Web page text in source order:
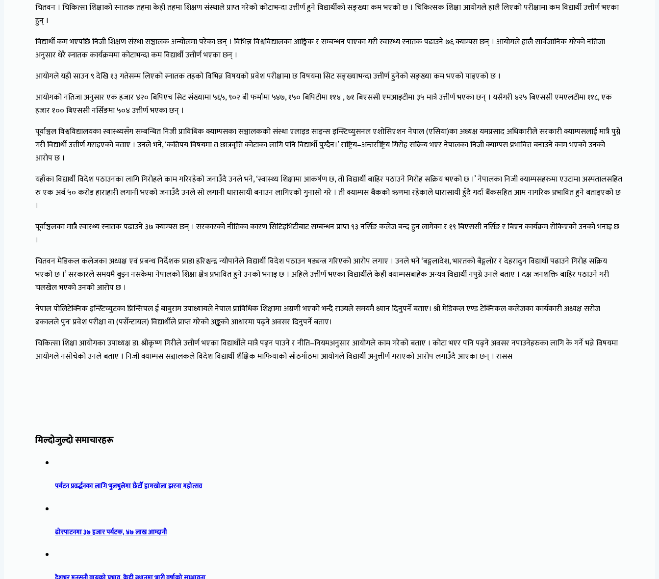
चितवन । चिकित्सा शिक्षाको स्नातक तहमा केही तहमा शिक्षण संस्थाले प्राप्त गरेको कोटाभन्दा उत्तीर्ण हुने विद्यार्थीको सङ्ख्या कम भएको छ । चिकित्सक शिक्षा आयोगले हालै लिएको परीक्षामा कम विद्यार्थी उत्तीर्ण भएका
हुन् ।
विद्यार्थी कम भएपछि निजी शिक्षण संस्था सञ्चालक अन्योलमा परेका छन् । विभिन्न विश्वविद्यालका आङ्गिक र सम्बन्धन पाएका गरी स्वास्थ्य स्नातक पढाउने ७६ क्याम्पस छन् । आयोगले हालै सार्वजानिक गरेको नतिजा
अनुसार धेरै स्नातक कार्यक्रममा कोटाभन्दा कम विद्यार्थी उत्तीर्ण भएका छन् ।
आयोगले यही साउन ९ देखि १३ गतेसम्म लिएको स्नातक तहको विभिन्न विषयको प्रवेश परीक्षामा छ विषयमा सिट सङ्ख्याभन्दा उत्तीर्ण हुनेको सङ्ख्या कम भएको पाइएको छ ।
आयोगको नतिजा अनुसार एक हजार ४२० बिपिएच सिट संख्यामा ५६५, ९०२ बी फर्मामा ५४७, १५० बिपिटीमा ११४ , ७१ बिएससी एमआइटीमा ३५ मात्रै उत्तीर्ण भएका छन् । यसैगरी ४२५ बिएससी एमएलटीमा ११८, एक
हजार १०० बिएससी नर्सिङमा ५०४ उत्तीर्ण भएका छन् ।
पूर्वाञ्चल विश्वविद्यालयका स्वास्थ्यसँग सम्बन्धित निजी प्राविधिक क्याम्पसका सञ्चालकको संस्था एलाइड साइन्स इन्स्टिच्युसनल एशोसिएशन नेपाल (एसिया)का अध्यक्ष यमप्रसाद अधिकारीले सरकारी क्याम्पसलाई मात्रै पुग्ने
गरी विद्यार्थी उत्तीर्ण गराइएको बताए । उनले भने, ‘कतिपय विषयमा त छात्रवृत्ति कोटाका लागि पनि विद्यार्थी पुग्दैन।’ राष्ट्रिय–अन्तर्राष्ट्रिय गिरोह सक्रिय भएर नेपालका निजी क्याम्पस प्रभावित बनाउने काम भएको उनको
आरोप छ ।
यहाँका विद्यार्थी विदेश पठाउनका लागि गिरोहले काम गरिरहेको जनाउँदै उनले भने, ‘स्वास्थ्य शिक्षामा आकर्षण छ, ती विद्यार्थी बाहिर पठाउने गिरोह सक्रिय भएको छ ।’ नेपालका निजी क्याम्पसहरुमा एउटामा अस्पतालसहित
रु एक अर्ब ५० करोड हाराहारी लगानी भएको जनाउँदै उनले सो लगानी धारासायी बनाउन लागिएको गुनासो गरे । ती क्याम्पस बैंकको ऋणमा रहेकाले धारासायी हुँदै गर्दा बैंकसहित आम नागरिक प्रभावित हुने बताइएको छ
।
पूर्वाञ्चलका मात्रै स्वास्थ्य स्नातक पढाउने ३७ क्याम्पस छन् । सरकारको नीतिका कारण सिटिइभिटीबाट सम्बन्धन प्राप्त ९३ नर्सिङ कलेज बन्द हुन लागेका र १९ बिएससी नर्सिङ र बिएन कार्यक्रम रोकिएको उनको भनाइ छ
।
चितवन मेडिकल कलेजका अध्यक्ष एवं प्रबन्ध निर्देशक प्राडा हरिश्चन्द्र न्यौपानेले विद्यार्थी विदेश पठाउन षड्यन्त्र गरिएको आरोप लगाए । उनले भने ‘बङ्गलादेश, भारतको बैङ्गलोर र देहरादुन विद्यार्थी पढाउने गिरोह सक्रिय
भएको छ ।’ सरकारले समयमै बुझ्न नसकेमा नेपालको शिक्षा क्षेत्र प्रभावित हुने उनको भनाइ छ । अहिले उत्तीर्ण भएका विद्यार्थीले केही क्याम्पसबाहेक अन्यत्र विद्यार्थी नपुग्ने उनले बताए । दक्ष जनशक्ति बाहिर पठाउने गरी
चलखेल भएको उनको आरोप छ ।
नेपाल पोलिटेक्निक इन्स्टिच्युटका प्रिन्सिपल ई बाबुराम उपाध्यायले नेपाल प्राविधिक शिक्षामा अग्रणी भएको भन्दै राज्यले समयमै ध्यान दिनुपर्ने बताए। श्री मेडिकल एण्ड टेक्निकल कलेजका कार्यकारी अध्यक्ष सरोज
ढकालले पुनः प्रवेश परीक्षा वा (पर्सेन्टायल) विद्यार्थीले प्राप्त गरेको अङ्कको आधारमा पढ्ने अवसर दिनुपर्ने बताए।
चिकित्सा शिक्षा आयोगका उपाध्यक्ष डा. श्रीकृष्ण गिरीले उत्तीर्ण भएका विद्यार्थीले मात्रै पढ्न पाउने र नीति–नियमअनुसार आयोगले काम गरेको बताए । कोटा भएर पनि पढ्ने अवसर नपाउनेहरुका लागि के गर्ने भन्ने विषयमा
आयोगले नसोचेको उनले बताए । निजी क्याम्पस सञ्चालकले विदेश विद्यार्थी शैक्षिक माफियाको साँठगाँठमा आयोगले विद्यार्थी अनुत्तीर्ण गराएको आरोप लगाउँदै आएका छन् । रासस
मिल्दोजुल्दो समाचारहरू
पर्यटन प्रवर्द्धनका लागि भुलभुलेमा छैटौँ हामखोला झरना महोत्सव
ढोरपाटनमा ३७ हजार पर्यटक, ४७ लाख आम्दानी